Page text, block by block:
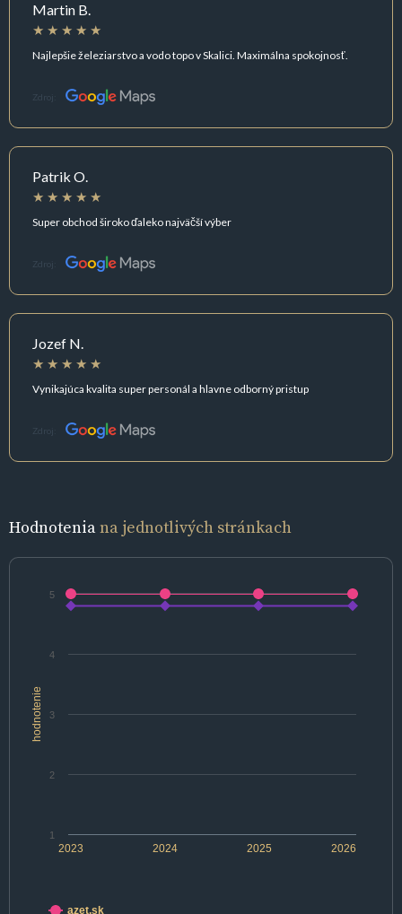
Martin B.
Najlepšie železiarstvo a vodo topo v Skalici. Maximálna spokojnosť.
Zdroj:
Patrik O.
Super obchod široko ďaleko najväčší výber
Zdroj:
Jozef N.
Vynikajúca kvalita super personál a hlavne odborný pristup
Zdroj:
Hodnoteniana jednotlivých stránkach
hodnotenie
2024 2026
2023 2025
1
2
3
4
5
azet.sk